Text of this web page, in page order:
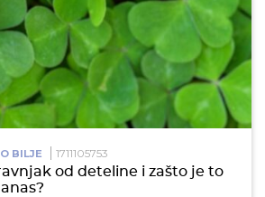
BILJE 1711105753
od deteline i zašto je to